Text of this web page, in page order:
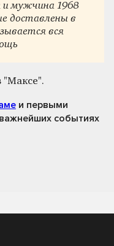
и мужчина 1968
доставлены в
вся
"Максе".
и первыми
событиях